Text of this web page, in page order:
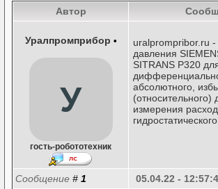
Автор
Уралпромприбор •
У
гость-робототехник
uralprompribor.ru -
давления
SITRANS P320
абсолютного,
(относительного)
измерения
Сообщение # 1 05.04.22 -